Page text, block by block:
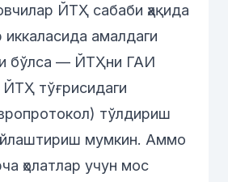
ЙТҲ сабаби ҳақида
иккаласида амалдаги
бўлса — ЙТҲни ГАИ
тўғрисидаги
тўлдириш
мумкин. Аммо
ҳолатлар учун мос